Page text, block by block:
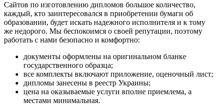
Сайтов по изготовлению дипломов большое количество,
каждый, кто заинтересовался в приобретении бумаги об
образовании, будет искать надежного исполнителя и к тому
же недорого. Мы беспокоимся о своей репутации, поэтому
работать с нами безопасно и комфортно:
документы оформлены на оригинальном бланке
государственного образца;
все комплекты включают приложение, оценочный лист;
дипломы занесены в реестр Украины;
цена на оказываемые услуги вполне приемлема, а
местами минимальная.